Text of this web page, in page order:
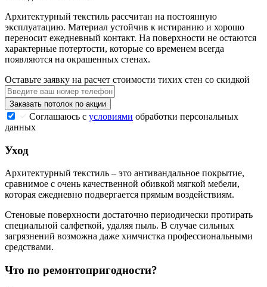
Архитектурный текстиль рассчитан на постоянную
эксплуатацию. Материал устойчив к истиранию и хорошо
переносит ежедневный контакт. На поверхности не остаются
характерные потертости, которые со временем всегда
появляются на окрашенных стенах.
Оставьте заявку на расчет стоимости тихих стен со скидкой
Заказать потолок по акции
Соглашаюсь с условиями обработки персональных
данных
Уход
Архитектурный текстиль – это антивандальное покрытие,
сравнимое с очень качественной обивкой мягкой мебели,
которая ежедневно подвергается прямым воздействиям.
Стеновые поверхности достаточно периодически протирать
специальной салфеткой, удаляя пыль. В случае сильных
загрязнений возможна даже химчистка профессиональными
средствами.
Что по ремонтопригодности?